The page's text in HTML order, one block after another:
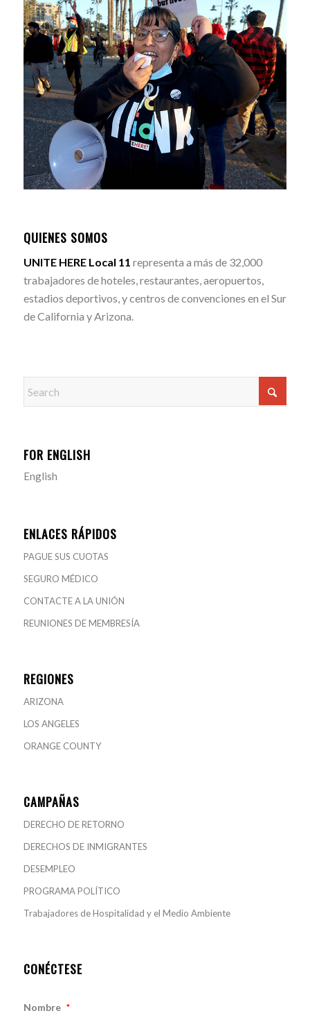
QUIENES SOMOS
UNITE HERE Local 11 representa a más de 32,000
trabajadores de hoteles, restaurantes, aeropuertos,
estadios deportivos, y centros de convenciones en el Sur
de California y Arizona.
FOR ENGLISH
English
ENLACES RÁPIDOS
PAGUE SUS CUOTAS
SEGURO MÉDICO
CONTACTE A LA UNIÓN
REUNIONES DE MEMBRESÍA
REGIONES
ARIZONA
LOS ANGELES
ORANGE COUNTY
CAMPAÑAS
DERECHO DE RETORNO
DERECHOS DE INMIGRANTES
DESEMPLEO
PROGRAMA POLÍTICO
Trabajadores de Hospitalidad y el Medio Ambiente
CONÉCTESE
Nombre *